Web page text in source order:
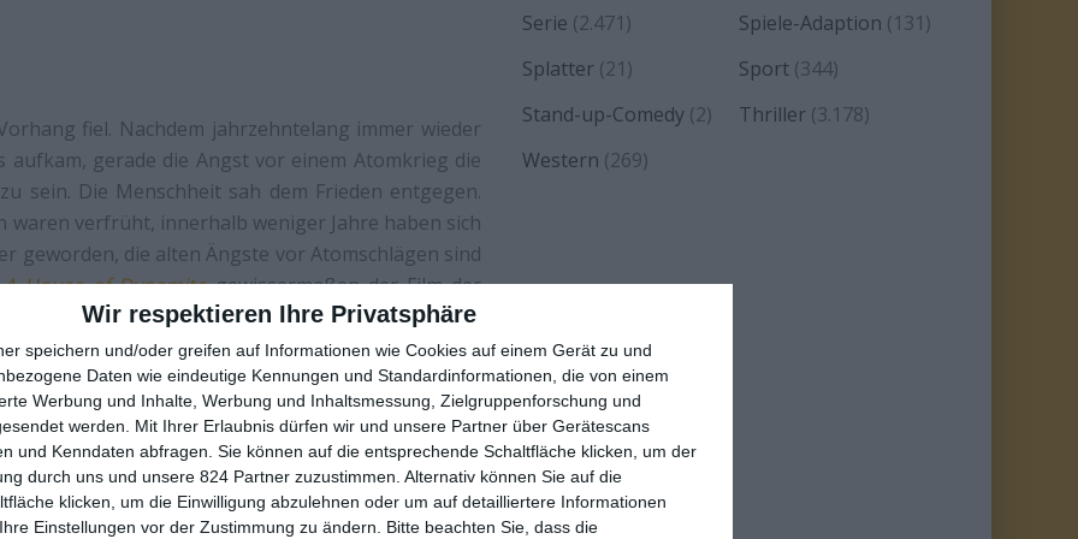
Wir respektieren Ihre Privatsphäre
speichern und/oder greifen auf Informationen wie Cookies auf einem Gerät zu und
Daten wie eindeutige Kennungen und Standardinformationen, die von einem
Werbung und Inhalte, Werbung und Inhaltsmessung, Zielgruppenforschung und
werden.
Mit Ihrer Erlaubnis dürfen wir und unsere Partner über Gerätescans
und Kenndaten abfragen. Sie können auf die entsprechende Schaltfläche klicken, um der
durch uns und unsere 824 Partner zuzustimmen. Alternativ können Sie auf die
klicken, um die Einwilligung abzulehnen oder um auf detailliertere Informationen
Einstellungen vor der Zustimmung zu ändern.
Bitte beachten Sie, dass die
fiel. Nachdem jahrzehntelang immer wieder
gerade die Angst vor einem Atomkrieg die
sein. Die Menschheit sah dem Frieden entgegen.
waren verfrüht, innerhalb weniger Jahre haben sich
geworden, die alten Ängste vor Atomschlägen sind
A House of Dynamitegewissermaßen der Film der
in einen Thriller gepackt werden, der einen
Film gar nicht um den Krieg, so weit kommt es gar
geschehen wird, wenn die Rakete ihr Ziel trifft.
der quälenden Phase zwischen dem Entdecken des
Präsidenten, wie die USA reagieren sollen. Warten
damit weitere Angriffe oder setzen sie zu einem
Zumal ja nicht einmal klar ist, wer der Gegner
Serie (2.471) Spiele-Adaption (131)
Splatter (21) Sport(344)
Stand-up-Comedy (2) Thriller(3.178)
Western (269)